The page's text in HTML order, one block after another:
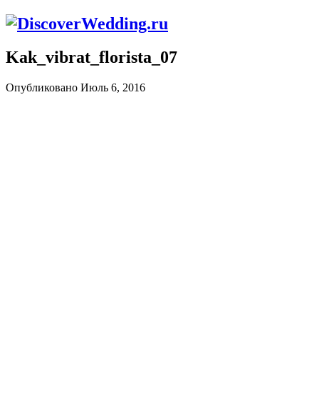
Kak_vibrat_florista_07
Опубликовано Июль 6, 2016